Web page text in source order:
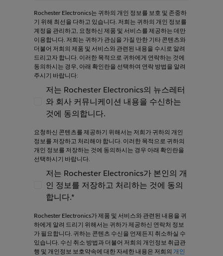
Rochester Electronics는 귀하의 개인 정보를 보호 및 존중하
기 위해 최선을 다하고 있습니다. 저희는 귀하의 개인 정보를
계정을 관리하고, 요청하신 제품 및 서비스를 제공하는 데만
이용합니다. 저희는 귀하가 관심을 가질 만한 기타 콘텐츠와
더불어 저희의 제품 및 서비스와 관련된 내용을 수시로 알려
드리고자 합니다. 이러한 목적으로 귀하에게 연락하는 것에
동의하시는 경우, 아래 확인란을 선택하여 연락 방법을 알려
주시기 바랍니다:
저는 Rochester Electronics의 뉴스레터와 회사
저는 Rochester Electronics의 뉴스레터
와 회사 커뮤니케이션 내용을 수신하는
것에 동의합니다.
요청하신 콘텐츠를 제공하기 위해서는 저희가 귀하의 개인
정보를 저장하고 처리해야 합니다. 이러한 목적으로 귀하의
개인 정보를 저장하는 것에 동의하시는 경우 아래 확인란을
선택하시기 바랍니다.
저는 Rochester Electronics가 본인의 개인 정보
저는 Rochester Electronics가 본인의 개
인 정보를 저장하고 처리하는 것에 동의
합니다.*
Rochester Electronics가 제품 및 서비스와 관련된 내용을 귀
하에게 알려 드리기 위해서는 귀하가 제공하신 연락처 정보
가 필요합니다. 귀하는 콘텐츠 수신을 언제든지 취소하실 수
있습니다. 수신 취소 방법과 더불어 저희의 개인정보 취급관
행 및 개인정보 보호약속에 대한 자세한 내용은 저희의 개인